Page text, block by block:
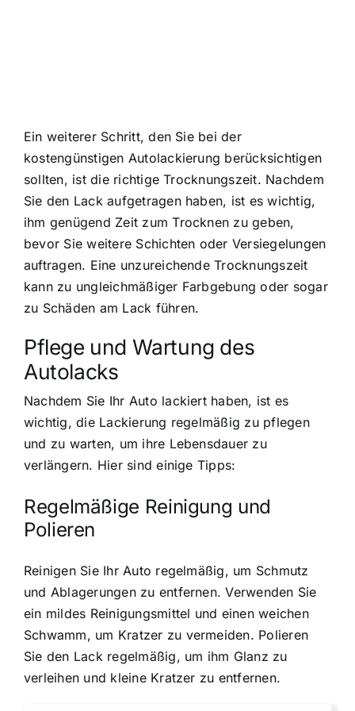
Ein weiterer Schritt, den Sie bei der
kostengünstigen Autolackierung berücksichtigen
sollten, ist die richtige Trocknungszeit. Nachdem
Sie den Lack aufgetragen haben, ist es wichtig,
ihm genügend Zeit zum Trocknen zu geben,
bevor Sie weitere Schichten oder Versiegelungen
auftragen. Eine unzureichende Trocknungszeit
kann zu ungleichmäßiger Farbgebung oder sogar
zu Schäden am Lack führen.
Pflege und Wartung des
Autolacks
Nachdem Sie Ihr Auto lackiert haben, ist es
wichtig, die Lackierung regelmäßig zu pflegen
und zu warten, um ihre Lebensdauer zu
verlängern. Hier sind einige Tipps:
Regelmäßige Reinigung und
Polieren
Reinigen Sie Ihr Auto regelmäßig, um Schmutz
und Ablagerungen zu entfernen. Verwenden Sie
ein mildes Reinigungsmittel und einen weichen
Schwamm, um Kratzer zu vermeiden. Polieren
Sie den Lack regelmäßig, um ihm Glanz zu
verleihen und kleine Kratzer zu entfernen.